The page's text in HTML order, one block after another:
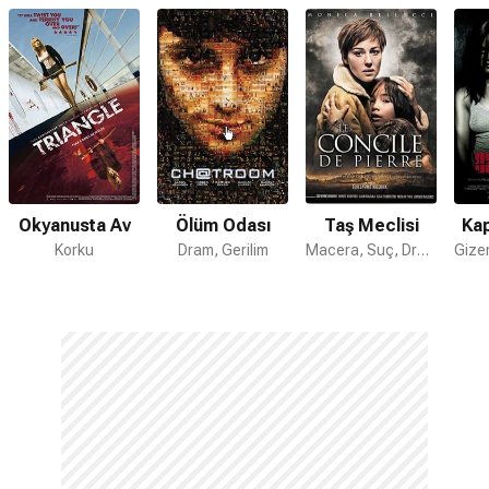
Okyanusta Av
Korku
Ölüm Odası
Dram, Gerilim
Taş Meclisi
Macera, Suç, Dram